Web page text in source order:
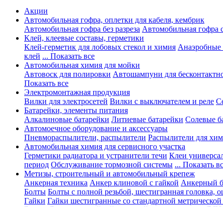
Акции
Автомобильная гофра, оплетки для кабеля, кембрик
Автомобильная гофра без разреза Автомобильная гофра
Клей, клеевые составы, герметики
Клей-герметик для лобовых стекол и химия Анаэробные
клей ... Показать все
Автомобильная химия для мойки
Автовоск для полировки Автошампуни для
Показать все
Электромонтажная продукция
Вилки для электросетей Вилки с выключателем и реле
Батарейки, элементы питания
Алкалиновые батарейки Литиевые батарейки Солевые
Автомоечное оборудование и аксессуары
Пневмораспылители, распылители Распылители для
Автомобильная химия для сервисного участка
Герметики радиатора и устранители течи Клеи
период Обслуживание тормозной системы ... Показать
Метизы, строительный и автомобильный крепеж
Анкерная техника Анкер клиновой с гайкой Анкерный
Болты Болты с полной резьбой, шестигранная
Гайки Гайки шестигранные со стандартной